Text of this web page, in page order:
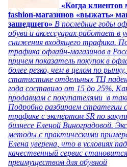
«Когда
fashion-магазинов «выжать»
зашедшего» В последние годы
обуви и аксессуарах работает в
снижения входящего трафика.
трафика офлайн-магазинов в
причем показатель покупок в
более резко, чем в целом по
статистике отдельных ТЦ
года составило от 15 до 25%.
продавцам с покупателями в
Подробно разбираем стратегии
трафике с экспертом SR по
бизнесе Еленой Виноградовой.
методы с практическими
Елена уверена, что в условиях
качественный сервис
преимуществом для обувной